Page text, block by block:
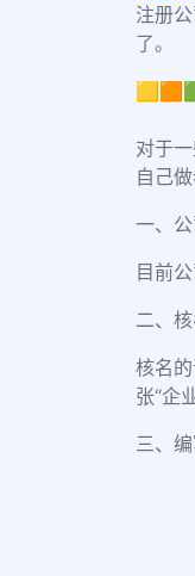
注册
了。
对于
自己
一、
目前
二、
核名
张“企
三、